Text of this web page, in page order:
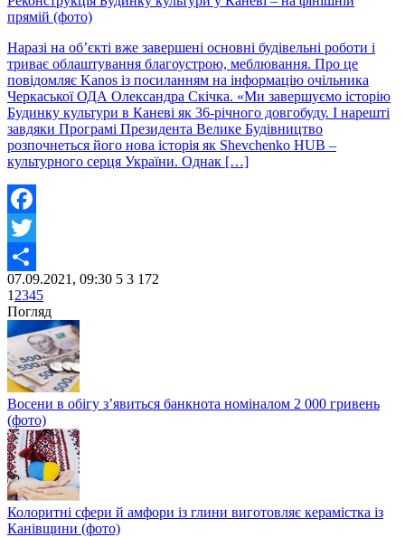
прямій (фото)
Наразі на об’єкті вже завершені основні будівельні роботи і
триває облаштування благоустрою, меблювання. Про це
повідомляє Kanos із посиланням на інформацію очільника
Черкаської ОДА Олександра Скічка. «Ми завершуємо історію
Будинку культури в Каневі як 36-річного довгобуду. І нарешті
завдяки Програмі Президента Велике Будівництво
розпочнеться його нова історія як Shevchenko HUB –
культурного серця України. Однак […]
Facebook
Twitter
Share
07.09.2021, 09:30 5 3 172
1 2345
Погляд
Восени в обігу з’явиться банкнота номіналом 2 000 гривень
(фото)
Колоритні сфери й амфори із глини виготовляє керамістка із
Канівщини (фото)